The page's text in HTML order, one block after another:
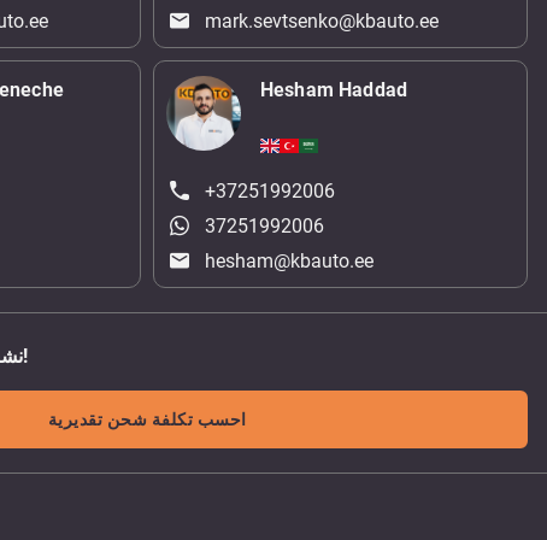
mark.sevtsenko@kbauto.ee
Hesham Haddad
+37251992006
37251992006
hesham@kbauto.ee
نشحن الى اي مكان في العالم!
احسب تكلفة شحن تقديرية